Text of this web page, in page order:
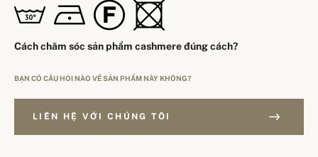
Cách chăm sóc sản phẩm cashmere đúng cách?
BẠN CÓ CÂU HỎI NÀO VỀ SẢN PHẨM NÀY KHÔNG?
LIÊN HỆ VỚI CHÚNG TÔI